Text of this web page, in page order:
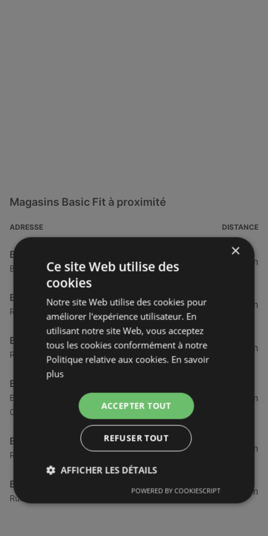
Magasins Basic Fit à proximité
ADRESSE DISTANCE
Basic Fit
Boulevard De Plymouth 0, 63303 Brest
42,81 km
Basic Fit
Rue Jean Jaures 174, 29200 Brest
46,32 km
Basic Fit
Rue Edouard Belin 3, 29200 Brest
47,16 km
Basic Fit
Boulevard Amiral De Kerguelen 15, 29000
Quimper
90,03 km
Basic Fit
Rue Georges Brassens 48, 56100 Lorient
148,69 km
Basic Fit
Rue Saint Benoît 1, 22000 Saint-Brieuc
172,3 km
×
Ce site Web utilise des
cookies
Notre site Web utilise des cookies pour
améliorer l'expérience utilisateur. En
utilisant notre site Web, vous acceptez
tous les cookies conformément à notre
Politique relative aux cookies. En savoir
plus
ACCEPTER TOUT
REFUSER TOUT
AFFICHER LES DÉTAILS
POWERED BY COOKIESCRIPT